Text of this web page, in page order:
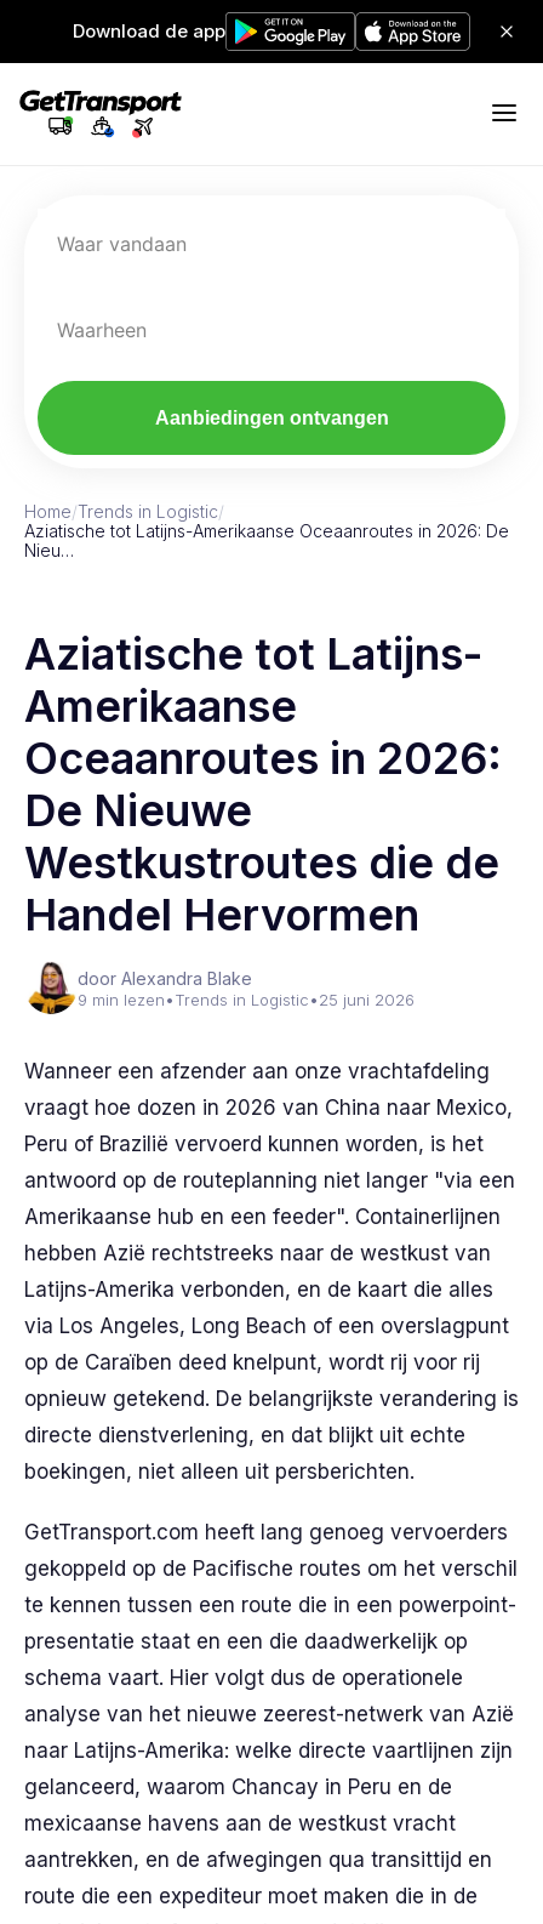
Download de app
Waar vandaan
Waarheen
Aanbiedingen ontvangen
Home/Trends in Logistic/
Aziatische tot Latijns-Amerikaanse Oceaanroutes in 2026: De
Nieu…
Aziatische tot Latijns-
Amerikaanse
Oceaanroutes in 2026:
De Nieuwe
Westkustroutes die de
Handel Hervormen
door Alexandra Blake
9 min lezen•Trends in Logistic•25 juni 2026
Wanneer een afzender aan onze vrachtafdeling
vraagt hoe dozen in 2026 van China naar Mexico,
Peru of Brazilië vervoerd kunnen worden, is het
antwoord op de routeplanning niet langer "via een
Amerikaanse hub en een feeder". Containerlijnen
hebben Azië rechtstreeks naar de westkust van
Latijns-Amerika verbonden, en de kaart die alles
via Los Angeles, Long Beach of een overslagpunt
op de Caraïben deed knelpunt, wordt rij voor rij
opnieuw getekend. De belangrijkste verandering is
directe dienstverlening, en dat blijkt uit echte
boekingen, niet alleen uit persberichten.
GetTransport.com heeft lang genoeg vervoerders
gekoppeld op de Pacifische routes om het verschil
te kennen tussen een route die in een powerpoint-
presentatie staat en een die daadwerkelijk op
schema vaart. Hier volgt dus de operationele
analyse van het nieuwe zeerest-netwerk van Azië
naar Latijns-Amerika: welke directe vaartlijnen zijn
gelanceerd, waarom Chancay in Peru en de
mexicaanse havens aan de westkust vracht
aantrekken, en de afwegingen qua transittijd en
route die een expediteur moet maken die in de